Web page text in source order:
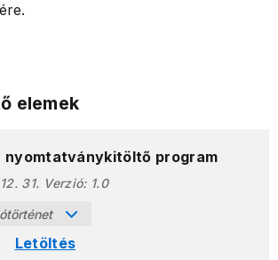
elemek
nyomtatványkitöltő program
31. Verzió: 1.0
Letöltés